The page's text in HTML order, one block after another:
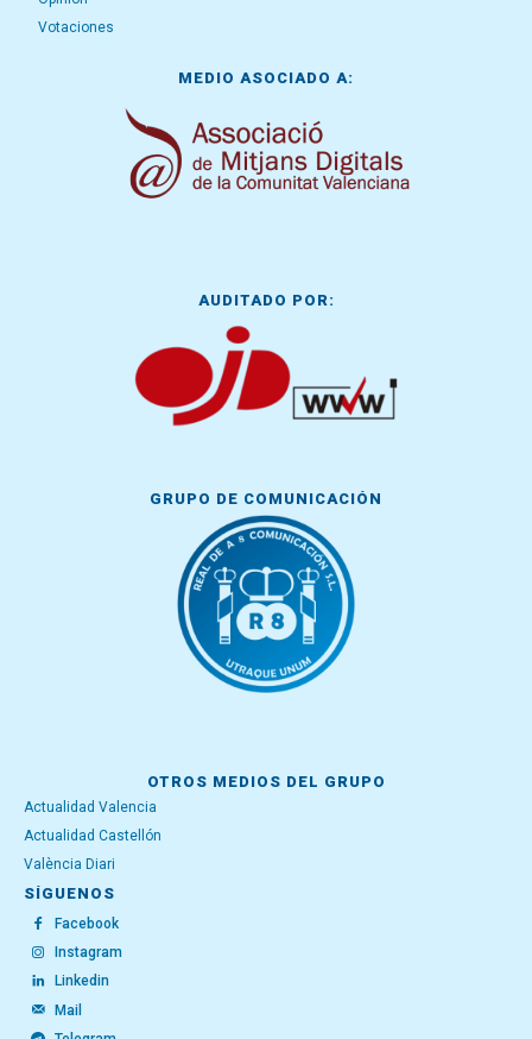
Votaciones
MEDIO ASOCIADO A:
AUDITADO POR:
GRUPO DE COMUNICACIÓN
OTROS MEDIOS DEL GRUPO
Actualidad Valencia
Actualidad Castellón
València Diari
SÍGUENOS
Facebook
Instagram
Linkedin
Mail